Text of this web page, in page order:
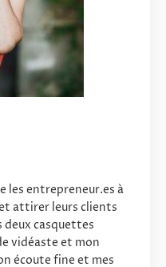
les entrepreneur.es à
attirer leurs clients
deux casquettes
vidéaste et mon
écoute fine et mes